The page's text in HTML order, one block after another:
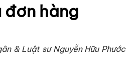
đơn hàng
& Luật sư Nguyễn Hữu Phước